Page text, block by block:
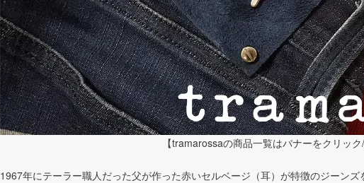
【tramarossaの商品一覧はバナーをクリック/
1967年にテーラー職人だった父が作った赤いセルベージ（耳）が特徴のジーン